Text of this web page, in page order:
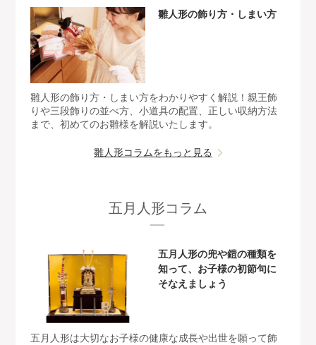
雛人形の飾り方・しまい方
雛人形の飾り方・しまい方をわかりやすく解説！親王飾
りや三段飾りの並べ方、小道具の配置、正しい収納方法
まで、初めてのお雛様を解説いたします。
雛人形コラムをもっと見る
五月人形コラム
五月人形の兜や鎧の種類を
知って、お子様の初節句に
そなえましょう
五月人形は大切なお子様の健康な成長や出世を願って飾